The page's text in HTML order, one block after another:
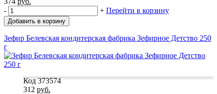
-
+ Перейти в корзину
Добавить в корзину
Зефир Белевская кондитерская фабрика Зефирное Детство 250
г
Код 373574
312 руб.